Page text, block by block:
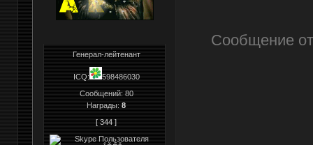
Генерал-лейтенант
ICQ:
598486030
Сообщений: 80
Награды: 8
[ 344 ]
Сообщение